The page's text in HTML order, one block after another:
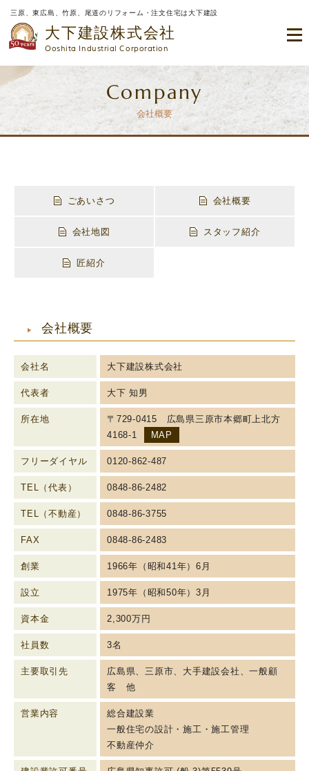
三原、東広島、竹原、尾道のリフォーム・注文住宅は大下建設
大下建設株式会社
Ooshita Industrial Corporation
Company
会社概要
ごあいさつ 会社概要
会社地図 スタッフ紹介
匠紹介
会社概要
会社名 大下建設株式会社
代表者 大下 知男
所在地
〒729-0415 広島県三原市本郷町上北方
4168-1
MAP
フリーダイヤル 0120-862-487
TEL（代表） 0848-86-2482
TEL（不動産） 0848-86-3755
FAX 0848-86-2483
創業 1966年（昭和41年）6月
設立 1975年（昭和50年）3月
資本金 2,300万円
社員数 3名
主要取引先
広島県、三原市、大手建設会社、一般顧
客 他
営業内容
総合建設業
一般住宅の設計・施工・施工管理
不動産仲介